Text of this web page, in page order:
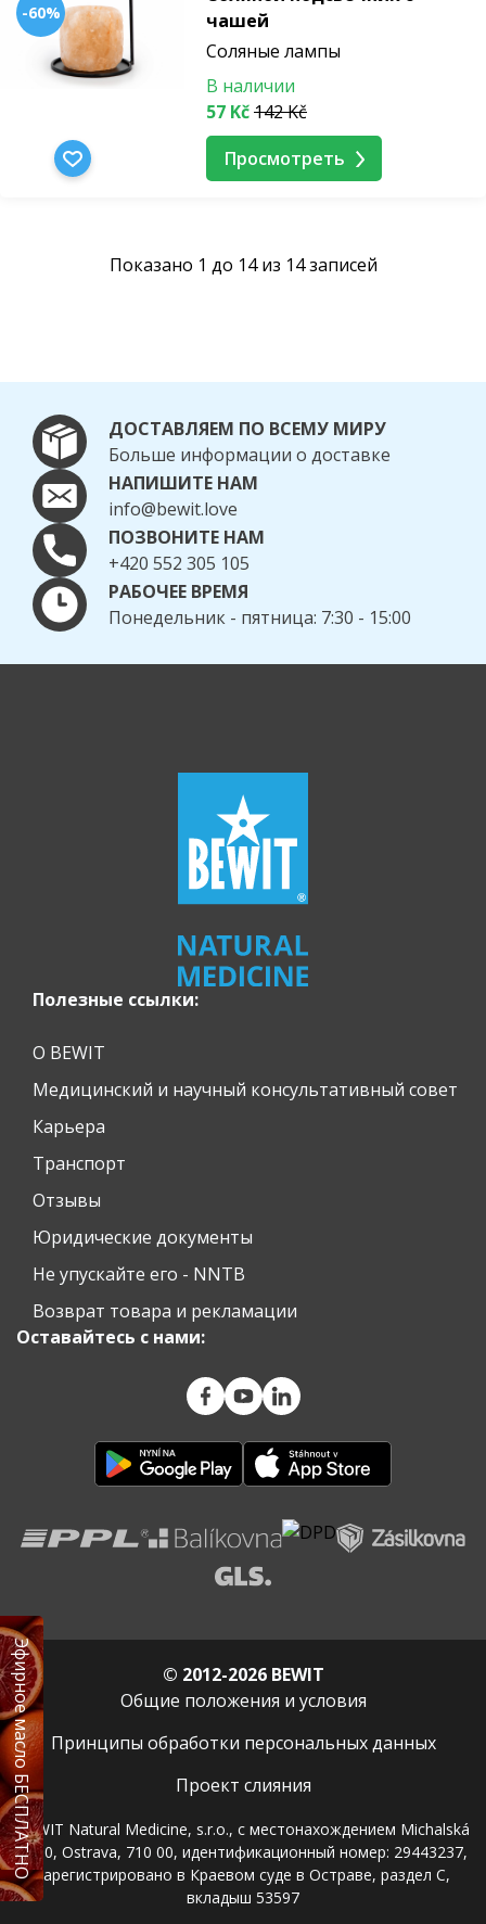
-60%
чашей
Соляные лампы
В наличии
57 Kč142 Kč
Просмотреть
Показано 1 до 14 из 14 записей
Эфирное масло БЕСПЛАТНО
ДОСТАВЛЯЕМ ПО ВСЕМУ МИРУ
Больше информации о доставке
НАПИШИТЕ НАМ
info@bewit.love
ПОЗВОНИТЕ НАМ
+420 552 305 105
РАБОЧЕЕ ВРЕМЯ
Понедельник - пятница: 7:30 - 15:00
Полезные ссылки:
О BEWIT
Медицинский и научный консультативный совет
Карьера
Транспорт
Отзывы
Юридические документы
Не упускайте его - NNTB
Возврат товара и рекламации
Оставайтесь с нами:
© 2012-2026 BEWIT
Общие положения и условия
Принципы обработки персональных данных
Проект слияния
BEWIT Natural Medicine, s.r.o., с местонахождением Michalská
2030, Ostrava, 710 00, идентификационный номер: 29443237,
зарегистрировано в Краевом суде в Остраве, раздел C,
вкладыш 53597